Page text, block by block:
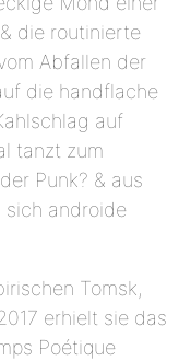
die routinierte
Abfallen der
die handflache
auf
tanzt zum
Punk? & aus
sich androide
Tomsk,
erhielt sie das
Poétique